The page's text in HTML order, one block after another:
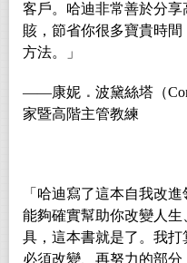
客戶。哈迪非常善於分
賅，節省你很多寶貴時
方法。」
――康妮 ． 波黛絲塔（
家暨高階主管教練
「哈迪寫了這本自我改
能夠確實幫助你改變人
具，這本書就是了。我
必須改變、再努力的部